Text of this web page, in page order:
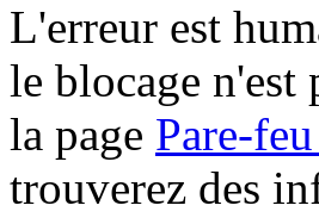
L'erreur est
le blocage n'est
la page Pare-
trouverez des